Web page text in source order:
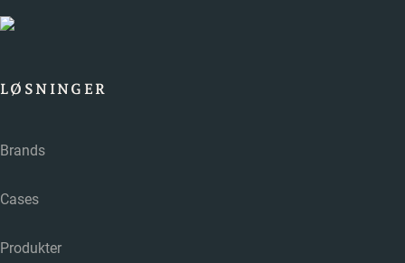
LØSNINGER
Brands
Cases
Produkter